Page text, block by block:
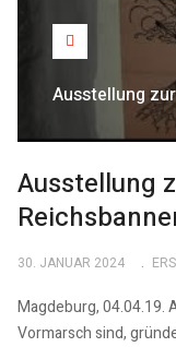
Ausstellung
Ausstellung
30. JANUAR 2024
Magdeburg, 04.04.19.
Vormarsch sind,